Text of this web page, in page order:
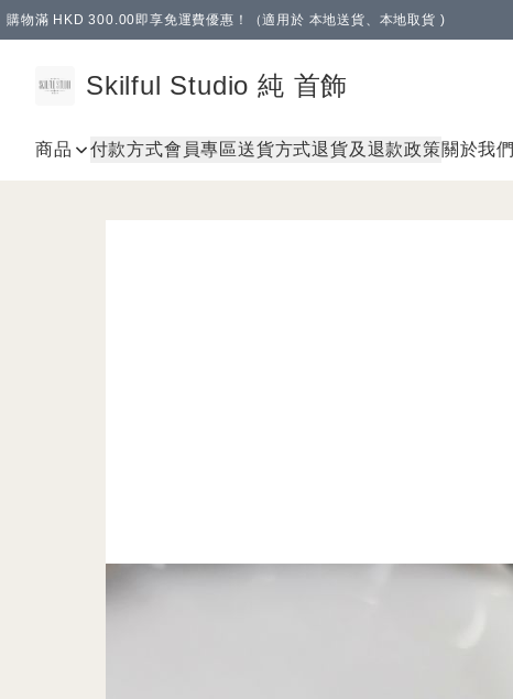
購物滿 HKD 300.00即享免運費優惠！（適用於 本地送貨、本地取貨 )
Skilful Studio 純 首飾
商品 付款方式會員專區送貨方式退貨及退款政策關於我們